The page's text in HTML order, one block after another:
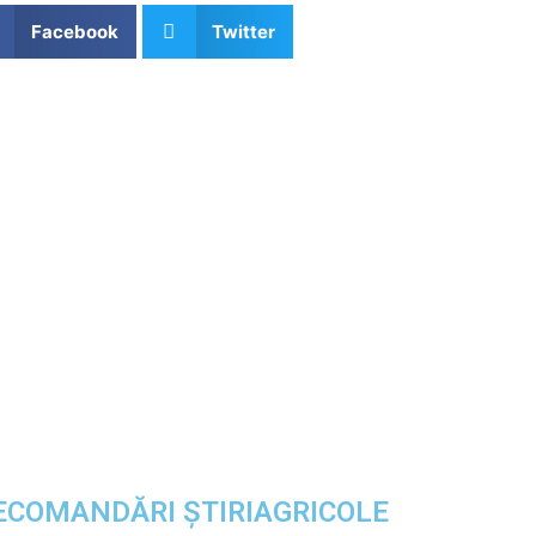
Facebook Twitter
ȘTIRIAGRICOLE